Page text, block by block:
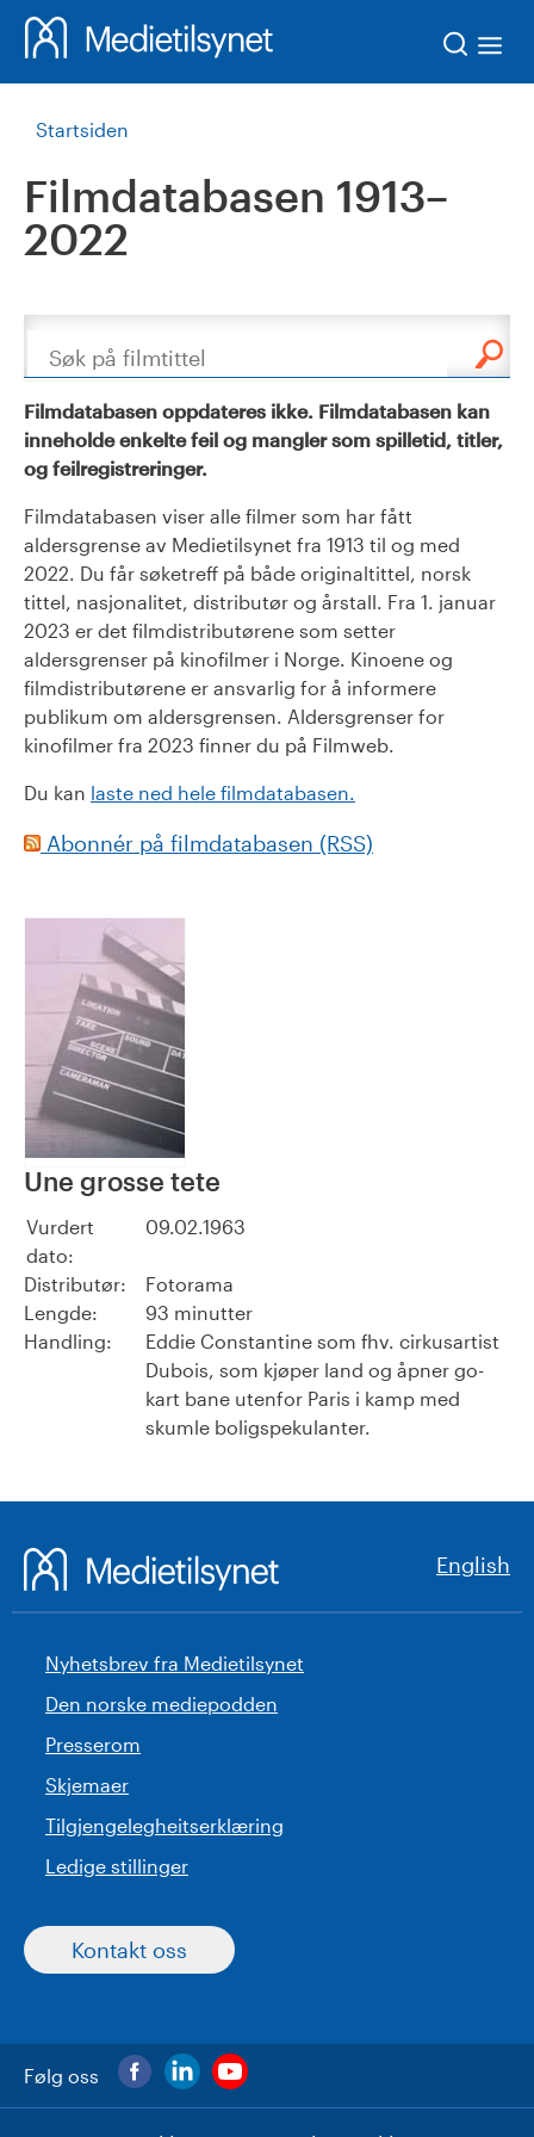
Startsiden
Filmdatabasen 1913–
2022
Søk
Filmdatabasen oppdateres ikke. Filmdatabasen kan
inneholde enkelte feil og mangler som spilletid, titler,
og feilregistreringer.
Filmdatabasen viser alle filmer som har fått
aldersgrense av Medietilsynet fra 1913 til og med
2022. Du får søketreff på både originaltittel, norsk
tittel, nasjonalitet, distributør og årstall. Fra 1. januar
2023 er det filmdistributørene som setter
aldersgrenser på kinofilmer i Norge. Kinoene og
filmdistributørene er ansvarlig for å informere
publikum om aldersgrensen. Aldersgrenser for
kinofilmer fra 2023 finner du på Filmweb.
Du kan laste ned hele filmdatabasen.
Abonnér på filmdatabasen (RSS)
Une grosse tete
Vurdert
dato:
09.02.1963
Distributør:
Fotorama
Lengde:
93 minutter
Handling:
Eddie Constantine som fhv. cirkusartist
Dubois, som kjøper land og åpner go-
kart bane utenfor Paris i kamp med
skumle boligspekulanter.
English
Nyhetsbrev fra Medietilsynet
Den norske mediepodden
Presserom
Skjemaer
Tilgjengelegheitserklæring
Ledige stillinger
Kontakt oss
Følg oss